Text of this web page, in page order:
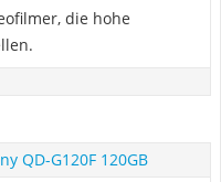
die hohe
QD-G120F 120GB